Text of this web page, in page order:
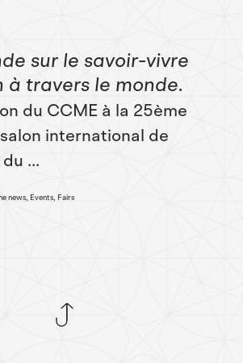
sur le savoir-vivre
à travers le monde
du CCME à la 25ème
international de
...
news, Events, Fairs